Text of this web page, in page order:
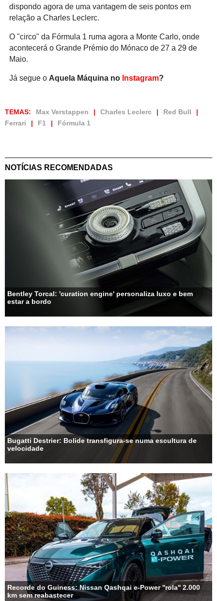
dispondo agora de uma vantagem de seis pontos em
relação a Charles Leclerc.
O "circo" da Fórmula 1 ruma agora a Monte Carlo, onde
acontecerá o Grande Prémio do Mónaco de 27 a 29 de
Maio.
Já segue o Aquela Máquina noInstagram?
TEMAS: Max Verstappen Charles Leclerc
Red Bull
Ferrari
F1 Fórmula 1
NOTÍCIAS RECOMENDADAS
Bentley Torcal: 'curation engine' personaliza luxo e bem
estar a bordo
Bugatti Destrier: Bolide transfigura-se numa escultura de
velocidade
Recorde do Guiness: Nissan Qashqai e-Power ''rola'' 2.000
km sem reabastecer